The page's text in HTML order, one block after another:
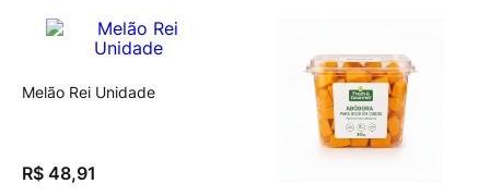
Melão Rei Unidade
R$ 48,91